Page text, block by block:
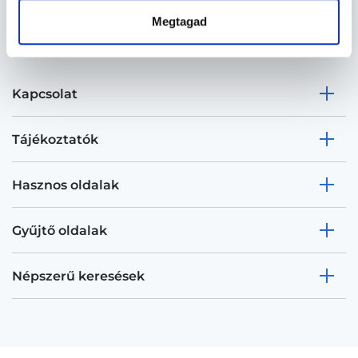
Megtagad
Kapcsolat
Tájékoztatók
Hasznos oldalak
Gyűjtő oldalak
Népszerű keresések